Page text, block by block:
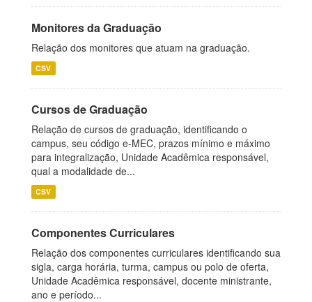
Monitores da Graduação
Relação dos monitores que atuam na graduação.
CSV
Cursos de Graduação
Relação de cursos de graduação, identificando o
campus, seu código e-MEC, prazos mínimo e máximo
para integralização, Unidade Acadêmica responsável,
qual a modalidade de...
CSV
Componentes Curriculares
Relação dos componentes curriculares identificando sua
sigla, carga horária, turma, campus ou polo de oferta,
Unidade Acadêmica responsável, docente ministrante,
ano e período...